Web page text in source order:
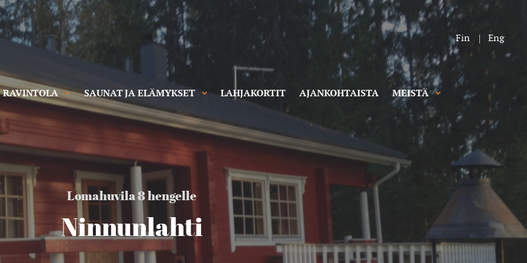
Fin Eng
RAVINTOLA SAUNAT JA ELÄMYKSET LAHJAKORTIT AJANKOHTAISTA MEISTÄ
Lomahuvila 8 hengelle
Ninnunlahti